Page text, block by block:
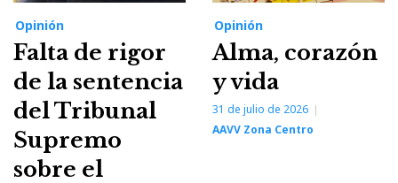
Opinión
Falta de rigor
de la sentencia
del Tribunal
Supremo
sobre el
Opinión
Alma, corazón
y vida
31 de julio de 2026
AAVV Zona Centro